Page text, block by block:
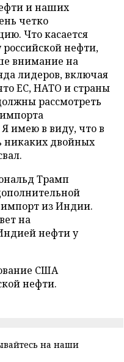
и наших
четко
Что касается
нефти,
внимание на
лидеров, включая
ЕС, НАТО и страны
рассмотреть
Я имею в виду, что в
никаких двойных
Трамп
из Индии.
на
нефти у
США
нефти.
на наши